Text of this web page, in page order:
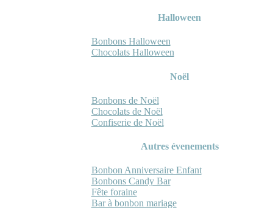
Halloween
Bonbons Halloween
Chocolats Halloween
Noël
Bonbons de Noël
Chocolats de Noël
Confiserie de Noël
Autres évenements
Bonbon Anniversaire Enfant
Bonbons Candy Bar
Fête foraine
Bar à bonbon mariage